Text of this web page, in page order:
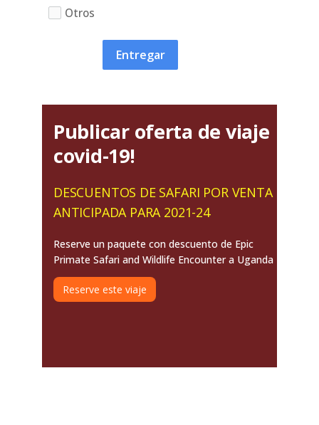
Otros
Entregar
Publicar oferta de viaje
covid-19!
DESCUENTOS DE SAFARI POR VENTA
ANTICIPADA PARA 2021-24
Reserve un paquete con descuento de Epic
Primate Safari and Wildlife Encounter a Uganda
Reserve este viaje